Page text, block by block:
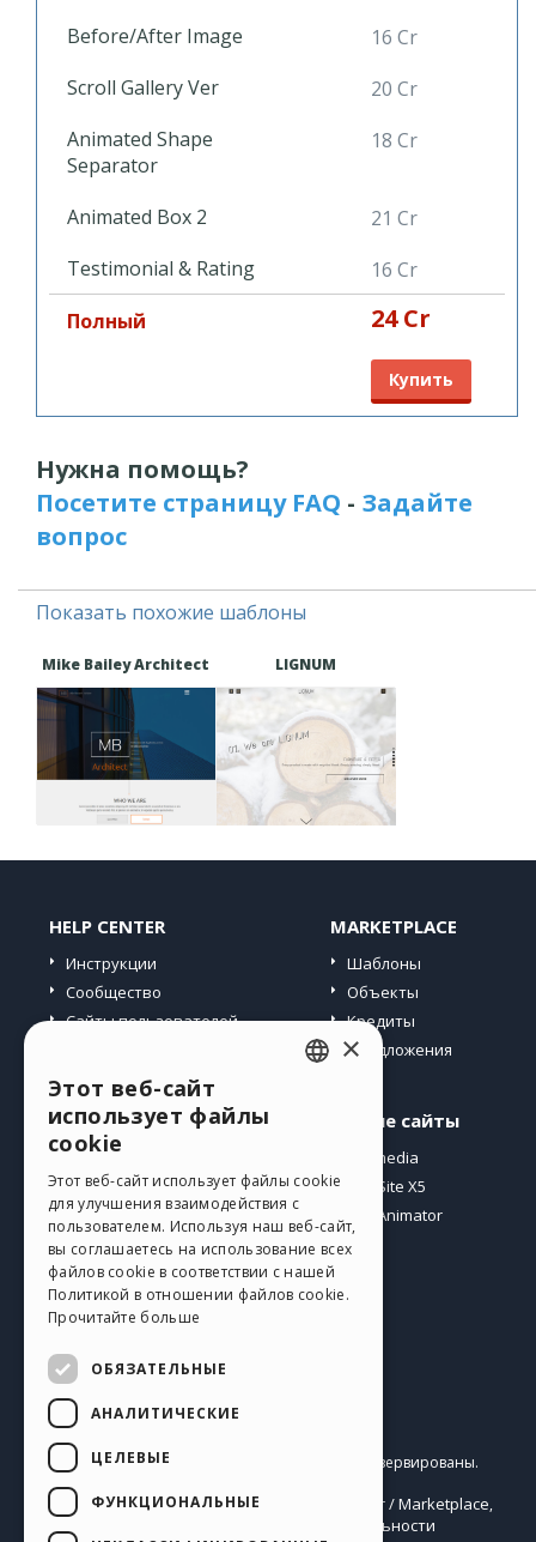
Before/After Image
16 Cr
Scroll Gallery Ver
20 Cr
Animated Shape
Separator
18 Cr
Animated Box 2
21 Cr
Testimonial & Rating
16 Cr
Полный
24 Cr
Купить
Нужна помощь?
Посетите страницу FAQ - Задайте
вопрос
Показать похожие шаблоны
Mike Bailey Architect LIGNUM
HELP CENTER
Инструкции
Сообщество
Сайты пользователей
MARKETPLACE
Шаблоны
Объекты
Кредиты
Предложения
Профиль
Мои посты
Мои лицензии
Загрузить
Веб-хостинг
Мои кредиты
Другие сайты
Incomedia
WebSite X5
WebAnimator
Pусский
Copyright © 2026Incomedia s.r.l.
Все права зарезервированы.
P.IVA IT07514640015
Правила Использования WebSite X5:
Help Center / Marketplace,
Политика конфиденциальности
GERMAN
SPANISH
PORTUGUESE
POLISH
×
Этот веб-сайт
использует файлы
cookie
Этот веб-сайт использует файлы cookie
для улучшения взаимодействия с
пользователем. Используя наш веб-сайт,
вы соглашаетесь на использование всех
файлов cookie в соответствии с нашей
Политикой в ​​отношении файлов cookie.
Прочитайте больше
ОБЯЗАТЕЛЬНЫЕ
АНАЛИТИЧЕСКИЕ
ЦЕЛЕВЫЕ
ФУНКЦИОНАЛЬНЫЕ